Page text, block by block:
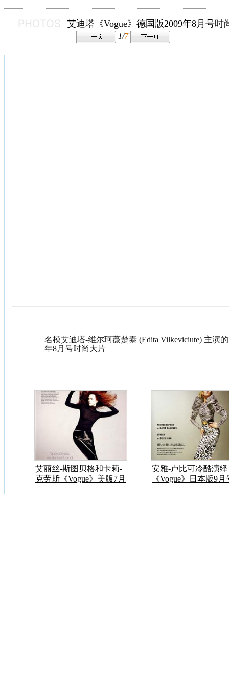
艾迪塔《Vogue》德国版2009年8月号时
1/7
名模艾迪塔-维尔珂薇楚泰 (Edita Vilkeviciute) 主演
年8月号时尚大片
艾丽丝-斯图贝格和卡莉-
克劳斯《Vogue》美版7月
安雅-卢比可冷酷演绎
《Vogue》日本版9月